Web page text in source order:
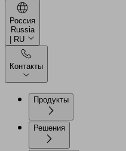
Россия
Russia
| RU
Контакты
Продукты
Решения